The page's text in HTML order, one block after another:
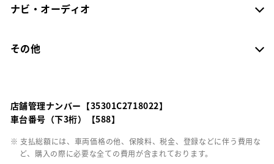
ナビ・オーディオ
その他
店舗管理ナンバー【35301C2718022】
車台番号（下3桁）【588】
※ 支払総額には、車両価格の他、保険料、税金、登録などに伴う費用な
ど、購入の際に必要な全ての費用が含まれております。